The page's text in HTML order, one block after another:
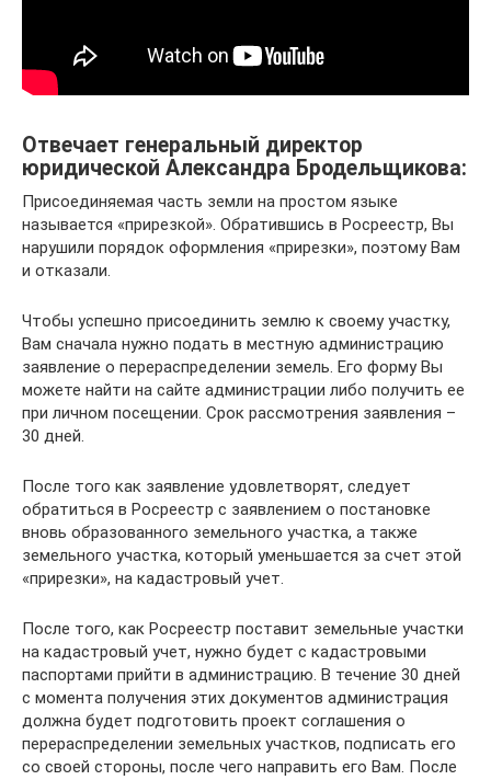
Отвечает генеральный директор
юридической Александра Бродельщикова:
Присоединяемая часть земли на простом языке
называется «прирезкой». Обратившись в Росреестр, Вы
нарушили порядок оформления «прирезки», поэтому Вам
и отказали.
Чтобы успешно присоединить землю к своему участку,
Вам сначала нужно подать в местную администрацию
заявление о перераспределении земель. Его форму Вы
можете найти на сайте администрации либо получить ее
при личном посещении. Срок рассмотрения заявления –
30 дней.
После того как заявление удовлетворят, следует
обратиться в Росреестр с заявлением о постановке
вновь образованного земельного участка, а также
земельного участка, который уменьшается за счет этой
«прирезки», на кадастровый учет.
После того, как Росреестр поставит земельные участки
на кадастровый учет, нужно будет с кадастровыми
паспортами прийти в администрацию. В течение 30 дней
с момента получения этих документов администрация
должна будет подготовить проект соглашения о
перераспределении земельных участков, подписать его
со своей стороны, после чего направить его Вам. После